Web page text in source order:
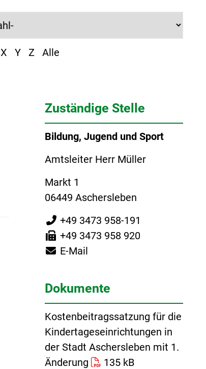
X Y Z Alle
Zuständige Stelle
Bildung, Jugend und Sport
Amtsleiter Herr Müller
Markt 1
06449 Aschersleben
+49 3473 958-191
+49 3473 958 920
E-Mail
Dokumente
Kostenbeitragssatzung für die
Kindertageseinrichtungen in
der Stadt Aschersleben mit 1.
Änderung
135 kB